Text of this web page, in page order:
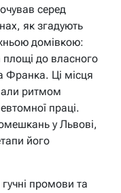
серед
як згадують
домівкою:
площі до власного
Франка. Ці місця
ритмом
праці.
у Львові,
його
промови та